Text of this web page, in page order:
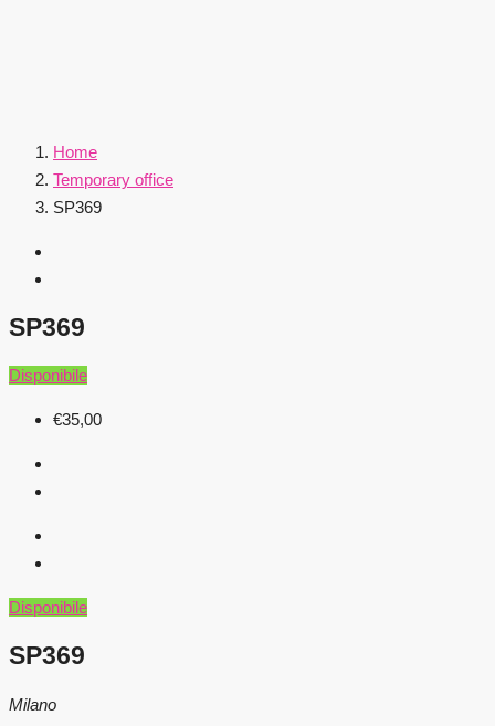
Home
Temporary office
SP369
SP369
Disponibile
€35,00
Disponibile
SP369
Milano